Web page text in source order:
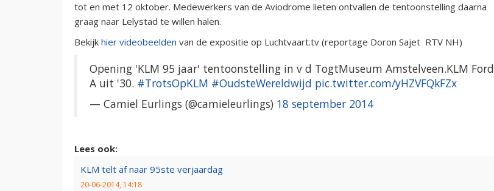
tot en met 12 oktober. Medewerkers van de Aviodrome lieten ontvallen de tentoonstelling daarna
graag naar Lelystad te willen halen.
Bekijk hier videobeelden van de expositie op Luchtvaart.tv (reportage Doron Sajet RTV NH)
Opening 'KLM 95 jaar' tentoonstelling in v d TogtMuseum Amstelveen.KLM Ford
A uit '30. #TrotsOpKLM #OudsteWereldwijd pic.twitter.com/yHZVFQkFZx
— Camiel Eurlings (@camieleurlings) 18 september 2014
Lees ook:
KLM telt af naar 95ste verjaardag
20-06-2014, 14:18